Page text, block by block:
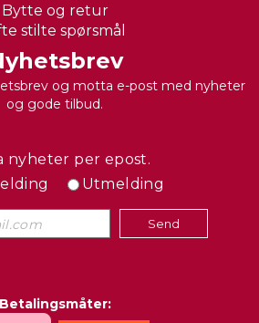
Bytte og retur
stilte spørsmål
og motta e-post med nyheter
og gode tilbud.
nyheter per epost.
Utmelding
Betalingsmåter: